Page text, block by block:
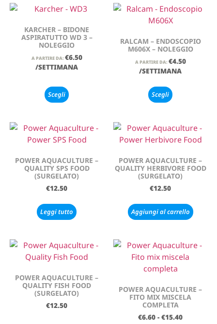
KARCHER – BIDONE
ASPIRATUTTO WD 3 –
NOLEGGIO
A PARTIRE DA: €6.50
/SETTIMANA
Scegli
RALCAM – ENDOSCOPIO
M606X – NOLEGGIO
A PARTIRE DA: €4.50
/SETTIMANA
Scegli
POWER AQUACULTURE –
QUALITY SPS FOOD
(SURGELATO)
€12.50
Leggi tutto
POWER AQUACULTURE –
QUALITY HERBIVORE FOOD
(SURGELATO)
€12.50
Aggiungi al carrello
POWER AQUACULTURE –
QUALITY FISH FOOD
(SURGELATO)
€12.50
POWER AQUACULTURE –
FITO MIX MISCELA
COMPLETA
€6.60 - €15.40